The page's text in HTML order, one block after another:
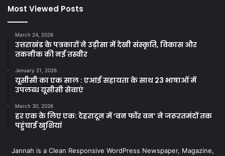
Most Viewed Posts
March 24, 2026
उत्तराखंड के पत्रकारों ने उड़ीसा में देखी संस्कृति, विकास और
तकनीक की नई तस्वीर
January 21, 2026
यूसीसी का एक साल : एआई सहायता के साथ 23 भाषाओं में
उपलब्ध यूसीसी सेवाएं
March 30, 2026
हर एक के लिए एक: देहरादून में ‘वन फॉर वन’ ने जरूरतमंदों तक
पहुंचाई खुशियां
Jannah is a Clean Responsive WordPress Newspaper, Magazine,